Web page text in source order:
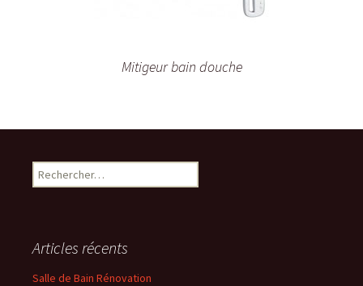
Mitigeur bain douche
Rechercher :
Articles récents
Salle de Bain Rénovation